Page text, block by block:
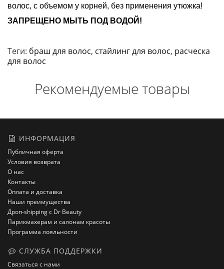
волос, с объемом у корней, без применения утюжка!
ЗАПРЕЩЕНО МЫТЬ ПОД ВОДОЙ!
Теги: браш для волос, стайлинг для волос, расческа
для волос
Рекомендуемые товары
ИНФОРМАЦИЯ
Публичная оферта
Условия возврата
О нас
Контакты
Оплата и доставка
Наши преимущества
Дроп-shipping с Dr Beauty
Парикмахерам и салонам красоты
Программа лояльности
СЛУЖБА ПОДДЕРЖКИ
Связаться с нами